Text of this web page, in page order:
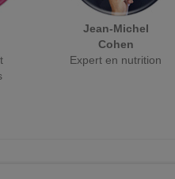
Jean-Michel
Cohen
Expert en nutrition